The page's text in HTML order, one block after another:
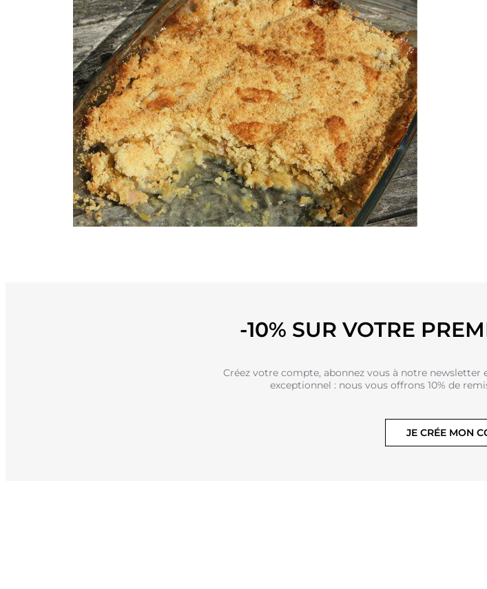
-10% SUR VOTRE
Créez votre compte, abonnez vous à notre
exceptionnel : nous vous offrons 10% de
JE CRÉE MON